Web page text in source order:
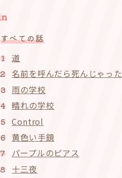
すべての話
道
名前を呼んだら死んじゃった
雨の学校
晴れの学校
Control
黄色い手鏡
パープルのピアス
十三夜